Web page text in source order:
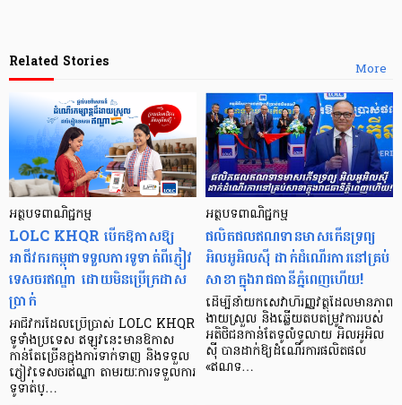
More
Related Stories
អត្ថបទពាណិជ្ជកម្ម
LOLC KHQR បើកឱកាសឱ្យ
អាជីវករកម្ពុជាទទួលការទូទាត់ពីភ្ញៀវ
ទេសចរឥណ្ឌា ដោយមិនប្រើក្រដាស
ប្រាក់
អាជីវករដែលប្រើប្រាស់ LOLC KHQR
ទូទាំងប្រទេស ឥឡូវនេះមានឱកាស
កាន់តែច្រើនក្នុងការទាក់ទាញ និងទទួល
ភ្ញៀវទេសចរឥណ្ឌា តាមរយៈការទទួលការ
ទូទាត់ប្…
អត្ថបទពាណិជ្ជកម្ម
ផលិតផលឥណទានមាសកើនទ្រព្យ
អិលអូអិលស៊ី ដាក់ដំណើរការនៅគ្រប់
សាខាក្នុងរាជធានីភ្នំពេញហើយ!
ដើម្បីនាំយកសេវាហិរញ្ញវត្ថុដែលមានភាព
ងាយស្រួល និងឆ្លើយតបតម្រូវការរបស់
អតិថិជនកាន់តែទូលំទូលាយ អិលអូអិល
ស៊ី បានដាក់ឱ្យដំណើរការផលិតផល
«ឥណទ…